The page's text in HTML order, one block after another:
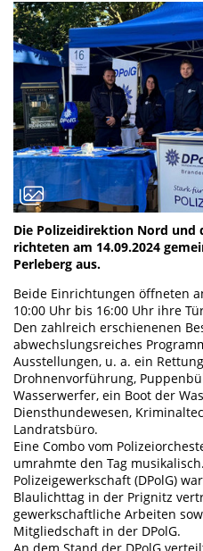
Die Polizeidirektion Nord und
richteten am 14.09.2024
Perleberg aus.
Beide Einrichtungen öffneten
10:00 Uhr bis 16:00 Uhr ihre
Den zahlreich erschienenen
abwechslungsreiches
Ausstellungen, u. a. ein
Drohnenvorführung,
Wasserwerfer, ein Boot der
Diensthundewesen,
Landratsbüro.
Eine Combo vom
umrahmte den Tag
Polizeigewerkschaft (DPolG)
Blaulichttag in der Prignitz
gewerkschaftliche Arbeiten
Mitgliedschaft in der DPolG.